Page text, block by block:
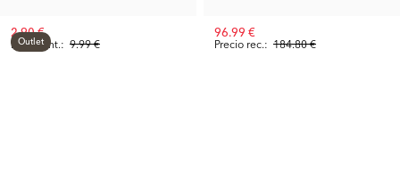
Precio ant.: 9.99 €
2.90 €
Precio rec.: 184.80 €
96.99 €
Outlet